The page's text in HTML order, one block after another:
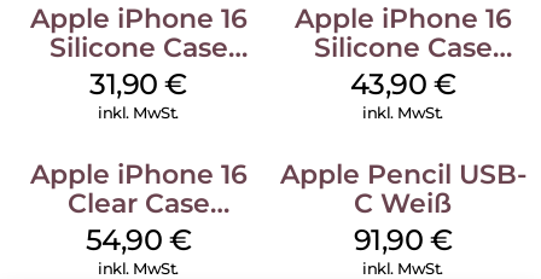
Apple iPhone 16
Silicone Case
MagSafe Fuchsia
31,90€
inkl. MwSt.
Apple iPhone 16
Silicone Case
MagSafe Plum
43,90 €
inkl. MwSt.
Apple iPhone 16
Clear Case
MagSafe
Transparent
54,90 €
inkl. MwSt.
Apple Pencil USB-
C Weiß
91,90 €
inkl. MwSt.